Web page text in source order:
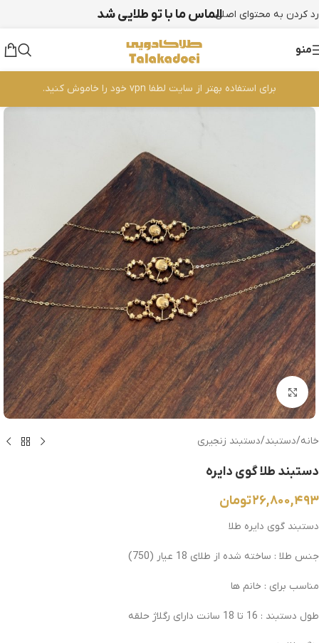
رد کردن به محتوای اصلیالماس ما با تو طلایی شد
منو
برای استفاده بهتر از سایت لطفا vpn خود را خاموش کنید.
بزرگنمایی تصویر
خانه/دستبند/دستبند زنجیری
دستبند طلا گوی دایره
۲۶,۸۰۰,۴۹۳تومان
دستبند گوی دایره طلا
جنس طلا : ساخته شده از طلای 18 عیار (750)
مناسب برای : خانم ها
طول دستبند : 16 تا 18 سانت دارای رگلاژ حلقه